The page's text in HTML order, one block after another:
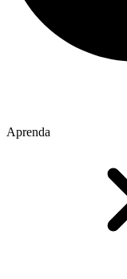
Aprenda